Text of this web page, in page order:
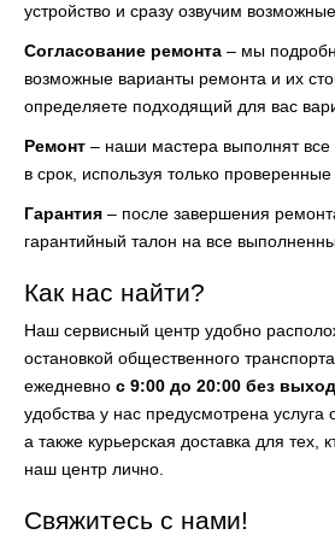
устройство и сразу озвучим
Согласование ремонта – мы
возможные варианты ремонта и их
определяете подходящий для вас
Ремонт – наши мастера выполнят все
в срок, используя только проверенные
Гарантия – после завершения
гарантийный талон на все
Как нас найти?
Наш сервисный центр удобно
остановкой общественного
ежедневно с 9:00 до 20:00 без
удобства у нас предусмотрена услуга
а также курьерская доставка для тех,
наш центр лично.
Свяжитесь с нами!